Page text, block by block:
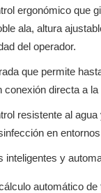
ergonómico que
ala, altura
del operador.
que permite
conexión directa a
resistente al
en
inteligentes y
automático